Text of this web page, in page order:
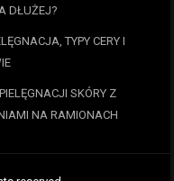
DŁUŻEJ?
TYPY CERY I
SKÓRY Z
NA RAMIONACH